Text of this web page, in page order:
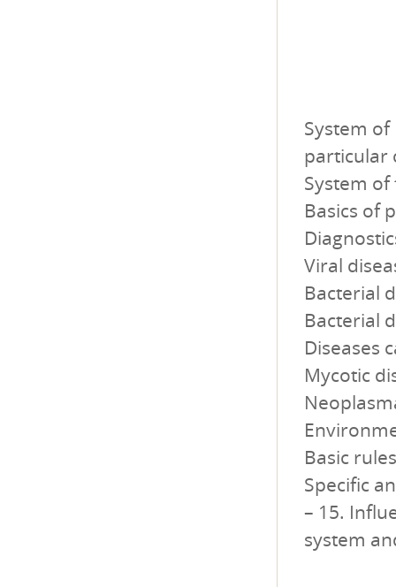
System
particular
System
Basics of
Viral
Bacterial
Bacterial
Diseases
Mycotic
Basic
Specific
– 15.
system